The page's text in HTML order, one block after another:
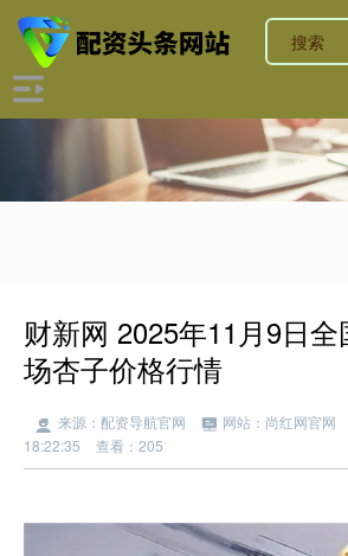
财新网 2025年11月9日
场杏子价格行情
来源：配资导航官网 网站：尚红网官网
18:22:35
查看：205